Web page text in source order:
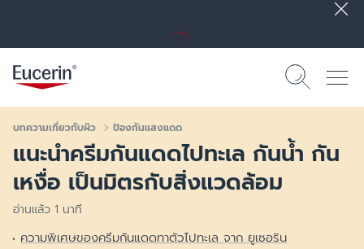
บทความเกี่ยวกับผิว ป้องกันแสงแดด
แนะนำครีมกันแดดไปทะเล กันน้ำ กัน
เหงื่อ เป็นมิตรกับสิ่งแวดล้อม
อ่านแล้ว 1 นาที
ความพิเศษของครีมกันแดดทาตัวไปทะเล จาก ยูเซอริน